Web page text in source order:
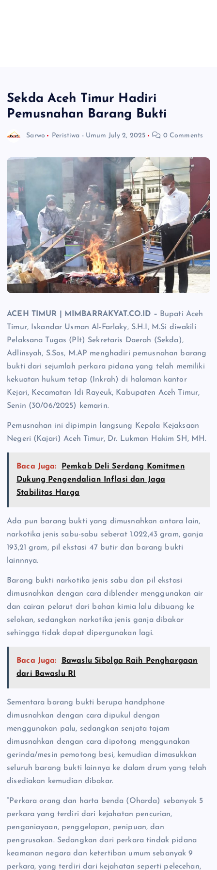
Sekda Aceh Timur Hadiri
Pemusnahan Barang Bukti
Sarwo Peristiwa - Umum July 2, 2025 0 Comments
ACEH TIMUR | MIMBARRAKYAT.CO.ID – Bupati Aceh
Timur, Iskandar Usman Al-Farlaky, S.H.I, M.Si diwakili
Pelaksana Tugas (Plt) Sekretaris Daerah (Sekda),
Adlinsyah, S.Sos, M.AP menghadiri pemusnahan barang
bukti dari sejumlah perkara pidana yang telah memiliki
kekuatan hukum tetap (Inkrah) di halaman kantor
Kejari, Kecamatan Idi Rayeuk, Kabupaten Aceh Timur,
Senin (30/06/2025) kemarin.
Pemusnahan ini dipimpin langsung Kepala Kejaksaan
Negeri (Kajari) Aceh Timur, Dr. Lukman Hakim SH, MH.
Baca Juga:
Pemkab Deli Serdang Komitmen
Dukung Pengendalian Inflasi dan Jaga
Stabilitas Harga
Ada pun barang bukti yang dimusnahkan antara lain,
narkotika jenis sabu-sabu seberat 1.022,43 gram, ganja
193,21 gram, pil ekstasi 47 butir dan barang bukti
lainnnya.
Barang bukti narkotika jenis sabu dan pil ekstasi
dimusnahkan dengan cara diblender menggunakan air
dan cairan pelarut dari bahan kimia lalu dibuang ke
selokan, sedangkan narkotika jenis ganja dibakar
sehingga tidak dapat dipergunakan lagi.
Baca Juga:
Bawaslu Sibolga Raih Penghargaan
dari Bawaslu RI
Sementara barang bukti berupa handphone
dimusnahkan dengan cara dipukul dengan
menggunakan palu, sedangkan senjata tajam
dimusnahkan dengan cara dipotong menggunakan
gerinda/mesin pemotong besi, kemudian dimasukkan
seluruh barang bukti lainnya ke dalam drum yang telah
disediakan kemudian dibakar.
“Perkara orang dan harta benda (Oharda) sebanyak 5
perkara yang terdiri dari kejahatan pencurian,
penganiayaan, penggelapan, penipuan, dan
pengrusakan. Sedangkan dari perkara tindak pidana
keamanan negara dan ketertiban umum sebanyak 9
perkara, yang terdiri dari kejahatan seperti pelecehan,